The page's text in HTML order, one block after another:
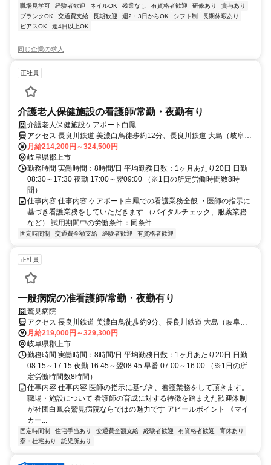
職場見学可
経験者歓迎 ネイルOK 残業なし 有資格者歓迎 研修あり
賞与あり
ブランクOK
交通費支給 長期歓迎 週2・3日からOK シフト制
長期休暇あり
ピアスOK
週4日以上OK
同じ企業の求人
正社員
介護老人保健施設の看護師/常勤・夜勤有り
介護老人保健施設ケアポート白鳳
アクセス 長良川鉄道 美濃白鳥徒歩約12分、長良川鉄道 大島（岐阜
県）徒歩約16分、長良川鉄道 大中徒歩約41分
月給214,200円～324,500円
岐阜県郡上市
勤務時間 実働時間：8時間/日 平均勤務日数：1ヶ月あたり20日 日勤
08:30～17:30 夜勤 17:00～翌09:00 （※1日の所定労働時間数8時
間）
仕事内容 仕事内容 ケアポート白鳳での看護業務全般 ・医師の指示に
基づき看護業務をしていただきます （バイタルチェック、服薬業務
など） 試用期間中の労働条件：同条件
固定時間制 交通費全額支給 経験者歓迎 有資格者歓迎
正社員
一般病院の准看護師/常勤・夜勤有り
鷲見病院
アクセス 長良川鉄道 美濃白鳥徒歩約9分、長良川鉄道 大島（岐阜
県）徒歩約16分、長良川鉄道 大中徒歩約41分
月給219,000円～329,300円
岐阜県郡上市
勤務時間 実働時間：8時間/日 平均勤務日数：1ヶ月あたり20日 日勤
08:15～17:15 夜勤 16:45～翌08:45 早番 07:00～16:00 （※1日の所
定労働時間数8時間）
仕事内容 仕事内容 医師の指示に基づき、看護業務をして頂きます。
職場・施設について 看護師の育成に対する特徴を踏まえた歓迎体制
が社団白鳳会鷲見病院ならではの魅力です アピールポイント 《マイ
カー...
固定時間制 住宅手当あり 交通費全額支給 経験者歓迎 有資格者歓迎
育休あり
寮・社宅あり
託児所あり